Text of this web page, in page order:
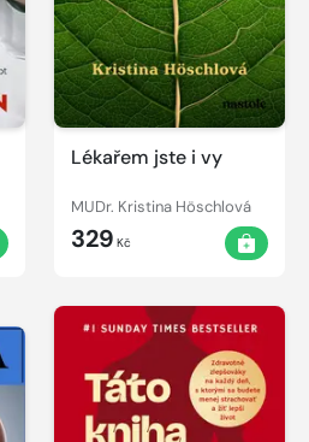
Lékařem jste i vy
MUDr. Kristina Höschlová
329 Kč